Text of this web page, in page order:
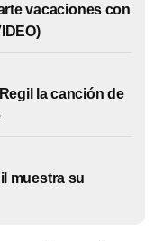
vacaciones con
la canción de
muestra su